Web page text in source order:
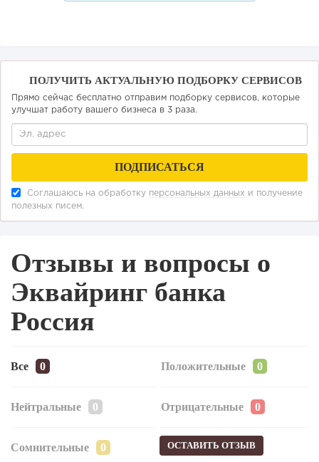
ПОЛУЧИТЬ АКТУАЛЬНУЮ ПОДБОРКУ СЕРВИСОВ
Прямо сейчас бесплатно отправим подборку сервисов, которые
улучшат работу вашего бизнеса в 3 раза.
Соглашаюсь на обработку персональных данных и получение
полезных писем.
Отзывы и вопросы о
Эквайринг банка
Россия
Все Положительные
Нейтральные Отрицательные
Сомнительные ОСТАВИТЬ ОТЗЫВ